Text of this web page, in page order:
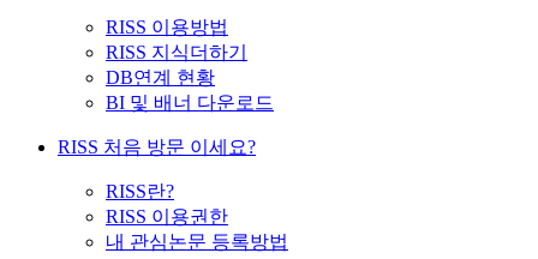
RISS 이용방법
RISS 지식더하기
DB연계 현황
BI 및 배너 다운로드
RISS 처음 방문 이세요?
RISS란?
RISS 이용권한
내 관심논문 등록방법